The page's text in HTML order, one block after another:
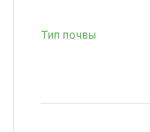
Тип почвы